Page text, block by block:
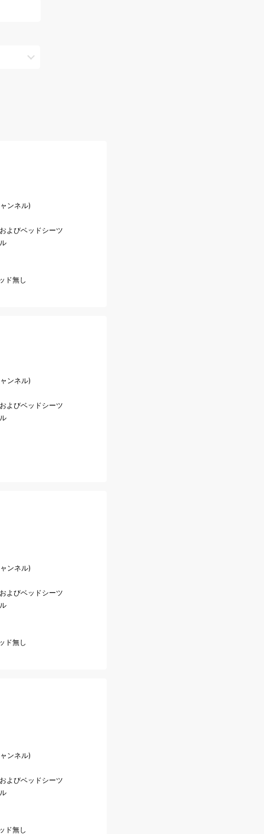
ンネル)
よびベッドシーツ
ド無し
ンネル)
よびベッドシーツ
ンネル)
よびベッドシーツ
ド無し
ンネル)
よびベッドシーツ
ド無し